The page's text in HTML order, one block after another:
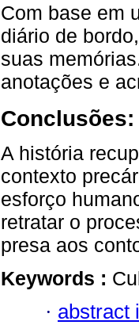
Com base em
diário de
suas
anotações e
Conclusões:
A história
contexto
esforço
retratar o
presa aos
Keywords :
· abstract